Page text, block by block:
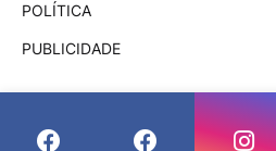
POLÍTICA
PUBLICIDADE